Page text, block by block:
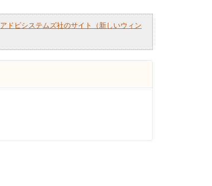
アドビシステムズ社のサイト（新しいウィン